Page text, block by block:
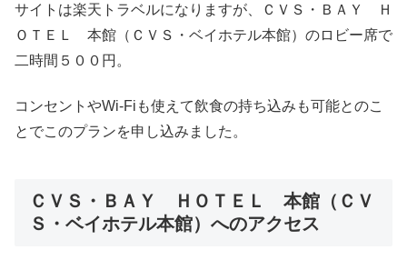
サイトは楽天トラベルになりますが、ＣＶＳ・ＢＡＹ Ｈ
ＯＴＥＬ 本館（ＣＶＳ・ベイホテル本館）のロビー席で
二時間５００円。
コンセントやWi-Fiも使えて飲食の持ち込みも可能とのこ
とでこのプランを申し込みました。
ＣＶＳ・ＢＡＹ ＨＯＴＥＬ 本館（ＣＶ
Ｓ・ベイホテル本館）へのアクセス